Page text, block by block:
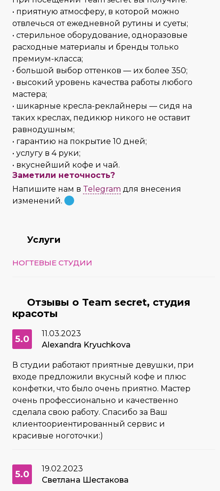
• приятную атмосферу, в которой можно
отвлечься от ежедневной рутины и суеты;
• стерильное оборудование, одноразовые
расходные материалы и бренды только
премиум-класса;
• большой выбор оттенков — их более 350;
• высокий уровень качества работы любого
мастера;
• шикарные кресла-реклайнеры — сидя на
таких креслах, педикюр никого не оставит
равнодушным;
• гарантию на покрытие 10 дней;
• услугу в 4 руки;
• вкуснейший кофе и чай.
Заметили неточность?
Напишите нам в Telegram для внесения
изменений.
Услуги
НОГТЕВЫЕ СТУДИИ
Отзывы о Team secret, студия
красоты
5.0
11.03.2023
Alexandra Kryuchkova
В студии работают приятные девушки, при
входе предложили вкусный кофе и плюс
конфетки, что было очень приятно. Мастер
очень профессионально и качественно
сделала свою работу. Спасибо за Ваш
клиентоориентированный сервис и
красивые ноготочки:)
5.0
19.02.2023
Светлана Шестакова